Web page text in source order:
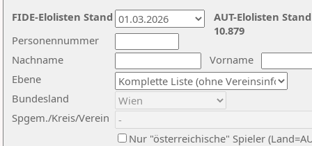
Nachname
Vorname
Ebene
Personennummer
Bundesland
Spgem./Kreis/Verein
Nur "österreichische" Spieler
AUT-Elolisten
10.879
FIDE-Elolisten Stand